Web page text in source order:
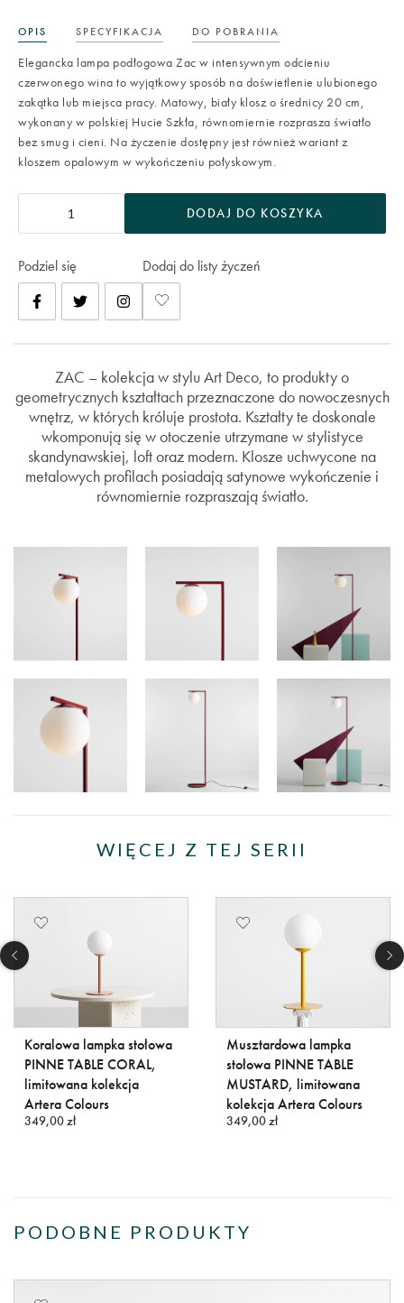
OPIS SPECYFIKACJA DO POBRANIA
Elegancka lampa podłogowa Zac w intensywnym odcieniu
czerwonego wina to wyjątkowy sposób na doświetlenie ulubionego
zakątka lub miejsca pracy. Matowy, biały klosz o średnicy 20 cm,
wykonany w polskiej Hucie Szkła, równomiernie rozprasza światło
bez smug i cieni. Na życzenie dostępny jest również wariant z
kloszem opalowym w wykończeniu połyskowym.
DODAJ DO KOSZYKA
Podziel się Dodaj do listy życzeń
ZAC – kolekcja w stylu Art Deco, to produkty o
geometrycznych kształtach przeznaczone do nowoczesnych
wnętrz, w których króluje prostota. Kształty te doskonale
wkomponują się w otoczenie utrzymane w stylistyce
skandynawskiej, loft oraz modern. Klosze uchwycone na
metalowych profilach posiadają satynowe wykończenie i
równomiernie rozpraszają światło.
WIĘCEJ Z TEJ SERII
Koralowa lampka stołowa
PINNE TABLE CORAL,
limitowana kolekcja
Artera Colours
349,00 zł
Musztardowa lampka
stołowa PINNE TABLE
MUSTARD, limitowana
kolekcja Artera Colours
349,00 zł
PODOBNE PRODUKTY